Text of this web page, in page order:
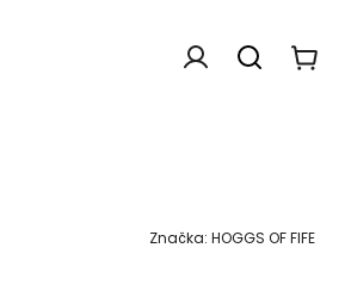
Dárkové poukazy Chovatelské
Značka: HOGGS OF FIFE